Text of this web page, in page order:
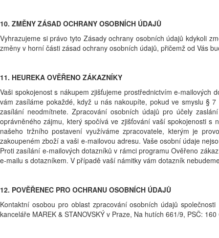
10. ZMĚNY ZÁSAD OCHRANY OSOBNÍCH ÚDAJŮ
Vyhrazujeme si právo tyto Zásady ochrany osobních údajů kdykoli
změny v horní části zásad ochrany osobních údajů, přičemž od Vás
11. HEUREKA OVĚŘENO ZÁKAZNÍKY
Vaši spokojenost s nákupem zjišťujeme prostřednictvím e-
vám zasíláme pokaždé, když u nás nakoupíte, pokud ve smyslu §
zasílání neodmítnete. Zpracování osobních údajů pro účely
oprávněného zájmu, který spočívá ve zjišťování vaší spokojenosti
našeho tržního postavení využíváme zpracovatele, kterým je
zakoupeném zboží a vaši e-mailovou adresu. Vaše osobní údaje
Proti zasílání e-mailových dotazníků v rámci programu Ověřeno
e-mailu s dotazníkem. V případě vaší námitky vám dotazník
12. POVĚŘENEC PRO OCHRANU OSOBNÍCH ÚDAJŮ
Kontaktní osobou pro oblast zpracování osobních údajů
kanceláře MAREK & STANOVSKÝ v Praze, Na hutích 661/9, PSČ: